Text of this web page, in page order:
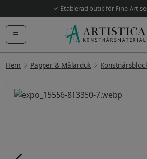
Etablerad butik för Fine-Art
Hem Papper & Målarduk